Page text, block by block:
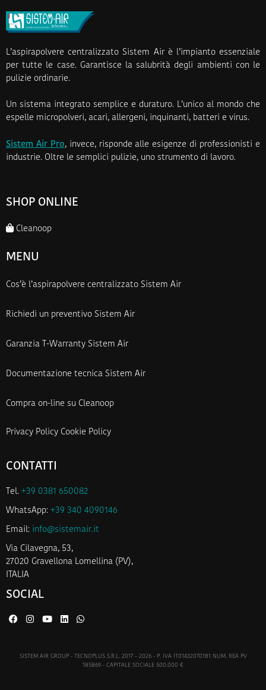
L’aspirapolvere centralizzato Sistem Air è l’impianto essenziale
per tutte le case. Garantisce la salubrità degli ambienti con le
pulizie ordinarie.
Un sistema integrato semplice e duraturo. L’unico al mondo che
espelle micropolveri, acari, allergeni, inquinanti, batteri e virus.
Sistem Air Pro, invece, risponde alle esigenze di professionisti e
industrie. Oltre le semplici pulizie, uno strumento di lavoro.
SHOP ONLINE
Cleanoop
MENU
Cos’è l’aspirapolvere centralizzato Sistem Air
Richiedi un preventivo Sistem Air
Garanzia T-Warranty Sistem Air
Documentazione tecnica Sistem Air
Compra on-line su Cleanoop
Privacy Policy Cookie Policy
CONTATTI
Tel. +39 0381 650082
WhatsApp: +39 340 4090146
Email: info@sistemair.it
Via Cilavegna, 53,
27020 Gravellona Lomellina (PV),
ITALIA
SOCIAL
SISTEM AIR GROUP - TECNOPLUS S.R.L. 2017 – 2026 - P. IVA IT01432070181 NUM. REA PV
185869 - CAPITALE SOCIALE 500.000 €